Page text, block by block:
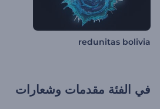
redunitas bolivia
في الفئة مقدمات وشعارات